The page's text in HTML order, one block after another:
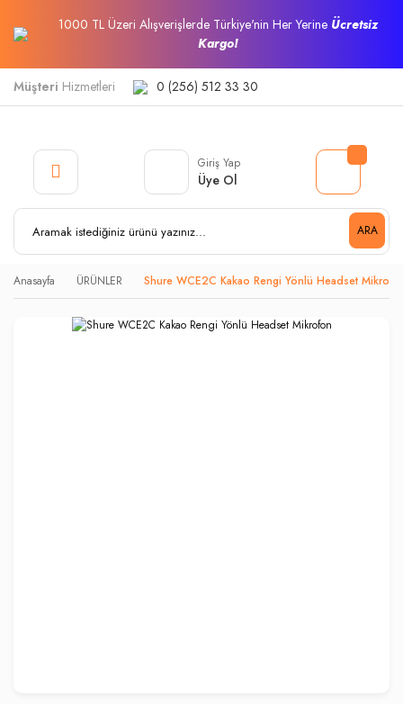
1000 TL Üzeri Alışverişlerde Türkiye'nin Her Yerine Ücretsiz
Kargo!
Müşteri Hizmetleri 0 (256) 512 33 30
ARA
Giriş Yap
Üye Ol
Anasayfa ÜRÜNLER Shure WCE2C Kakao Rengi Yönlü Headset